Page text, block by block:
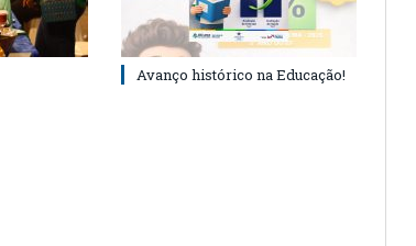
Avanço histórico na Educação!